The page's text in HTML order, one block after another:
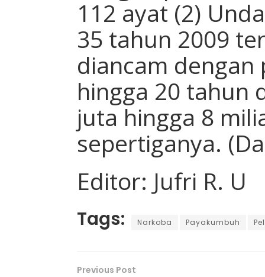
112 ayat (2)
35 tahun 2009
diancam dengan
hingga 20 tahun
juta hingga 8
sepertiganya.
Editor: Jufri R. U
Tags: Narkoba Payakumbuh
Previous Post